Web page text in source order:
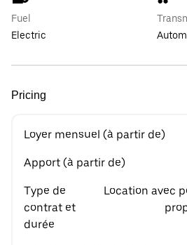
Fuel
Electric
Pricing
Loyer mensuel (à partir de)
Apport (à partir de)
Type de
contrat et
durée
Location avec